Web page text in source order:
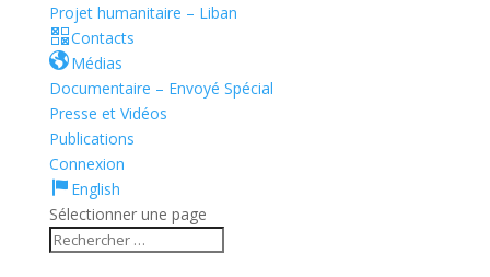
Projet humanitaire – Liban
Contacts
Médias
Documentaire – Envoyé Spécial
Presse et Vidéos
Publications
Connexion
English
Sélectionner une page